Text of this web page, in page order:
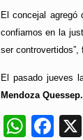
El concejal agregó
confiamos en la
ser controvertidos”,
El pasado jueves
Mendoza Quessep.